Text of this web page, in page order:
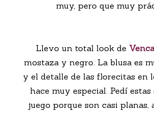
muy, pero que muy
Llevo un total look de Venca
mostaza y negro. La blusa es
y el detalle de las florecitas en
hace muy especial. Pedí estas
juego porque son casi planas,